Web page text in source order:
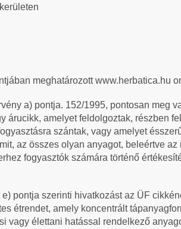
meghatározott www.herbatica.hu
a) pontja. 152/1995, pontosan meg
árucikk, amelyet feldolgoztak, részben
szántak, vagy amelyet
az összes olyan anyagot, beleértve
fogyasztók számára történő
pontja szerinti hivatkozást az ÜF
étrendet, amely koncentrált
vagy élettani hatással rendelkező